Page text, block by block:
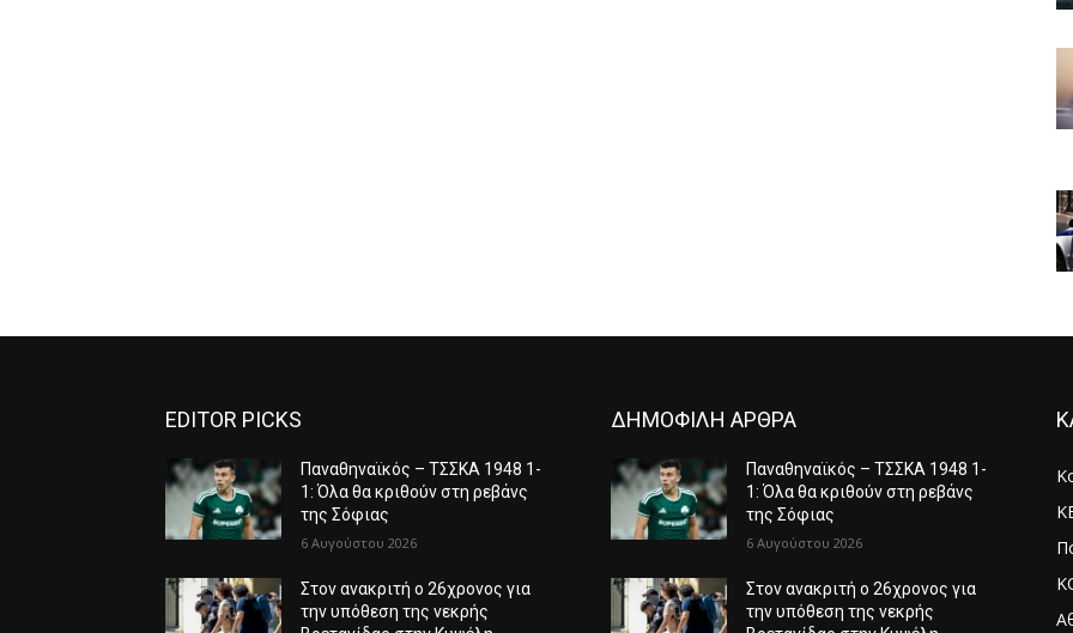
EDITOR PICKS
Παναθηναϊκός – ΤΣΣΚΑ 1948 1-
1: Όλα θα κριθούν στη ρεβάνς
της Σόφιας
6 Αυγούστου 2026
Στον ανακριτή ο 26χρονος για
την υπόθεση της νεκρής
ΔΗΜΟΦΙΛΗ ΑΡΘΡΑ
Παναθηναϊκός – ΤΣΣΚΑ 1948 1-
1: Όλα θα κριθούν στη ρεβάνς
της Σόφιας
6 Αυγούστου 2026
Στον ανακριτή ο 26χρονος για
την υπόθεση της νεκρής